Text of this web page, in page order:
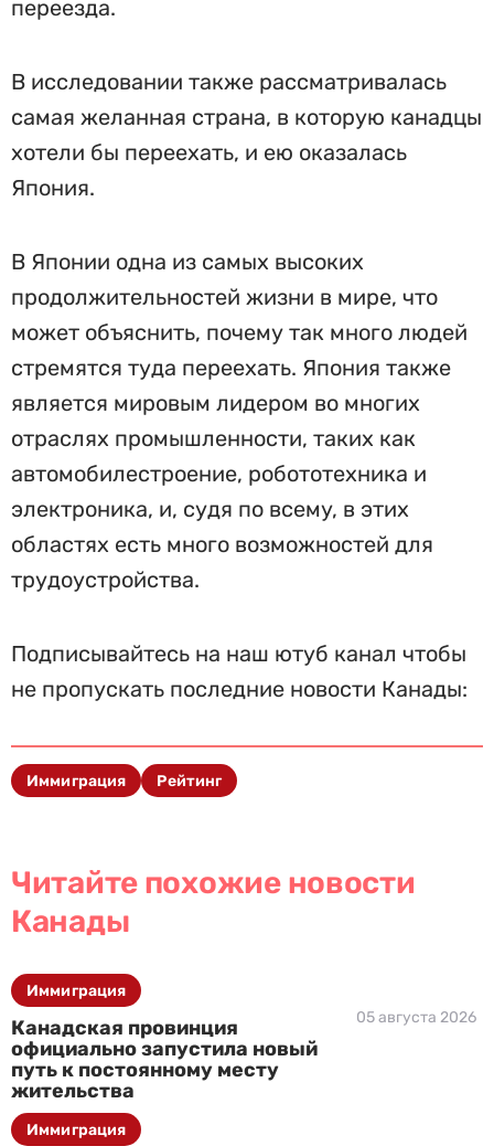
переезда.
В исследовании также рассматривалась
самая желанная страна, в которую канадцы
хотели бы переехать, и ею оказалась
Япония.
В Японии одна из самых высоких
продолжительностей жизни в мире, что
может объяснить, почему так много людей
стремятся туда переехать. Япония также
является мировым лидером во многих
отраслях промышленности, таких как
автомобилестроение, робототехника и
электроника, и, судя по всему, в этих
областях есть много возможностей для
трудоустройства.
Подписывайтесь на наш ютуб канал чтобы
не пропускать последние новости Канады:
Иммиграция Рейтинг
Читайте похожие новости
Канады
Канадская провинция
официально запустила новый
путь к постоянному месту
жительства
05 августа 2026
Иммиграция
Иммиграция